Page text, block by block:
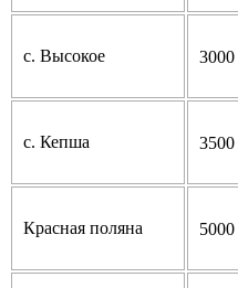
с. Высокое
с. Кепша
Красная поляна